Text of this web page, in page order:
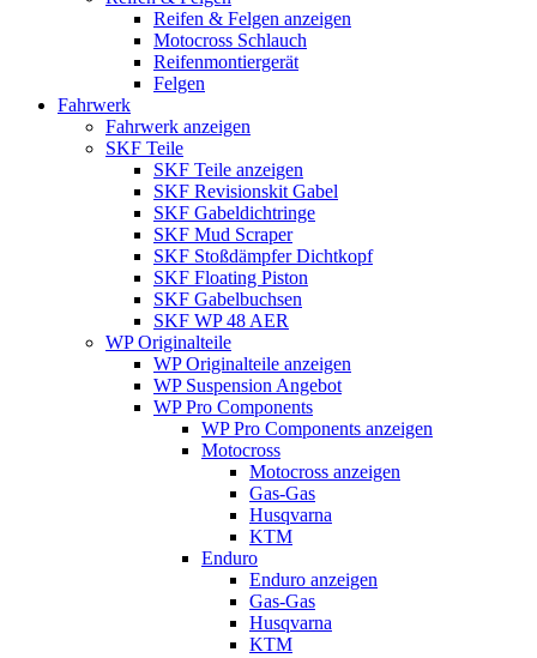
Reifen & Felgen anzeigen
Motocross Schlauch
Reifenmontiergerät
Felgen
Fahrwerk
Fahrwerk anzeigen
SKF Teile
SKF Teile anzeigen
SKF Revisionskit Gabel
SKF Gabeldichtringe
SKF Mud Scraper
SKF Stoßdämpfer Dichtkopf
SKF Floating Piston
SKF Gabelbuchsen
SKF WP 48 AER
WP Originalteile
WP Originalteile anzeigen
WP Suspension Angebot
WP Pro Components
WP Pro Components anzeigen
Motocross
Motocross anzeigen
Gas-Gas
Husqvarna
KTM
Enduro
Enduro anzeigen
Gas-Gas
Husqvarna
KTM